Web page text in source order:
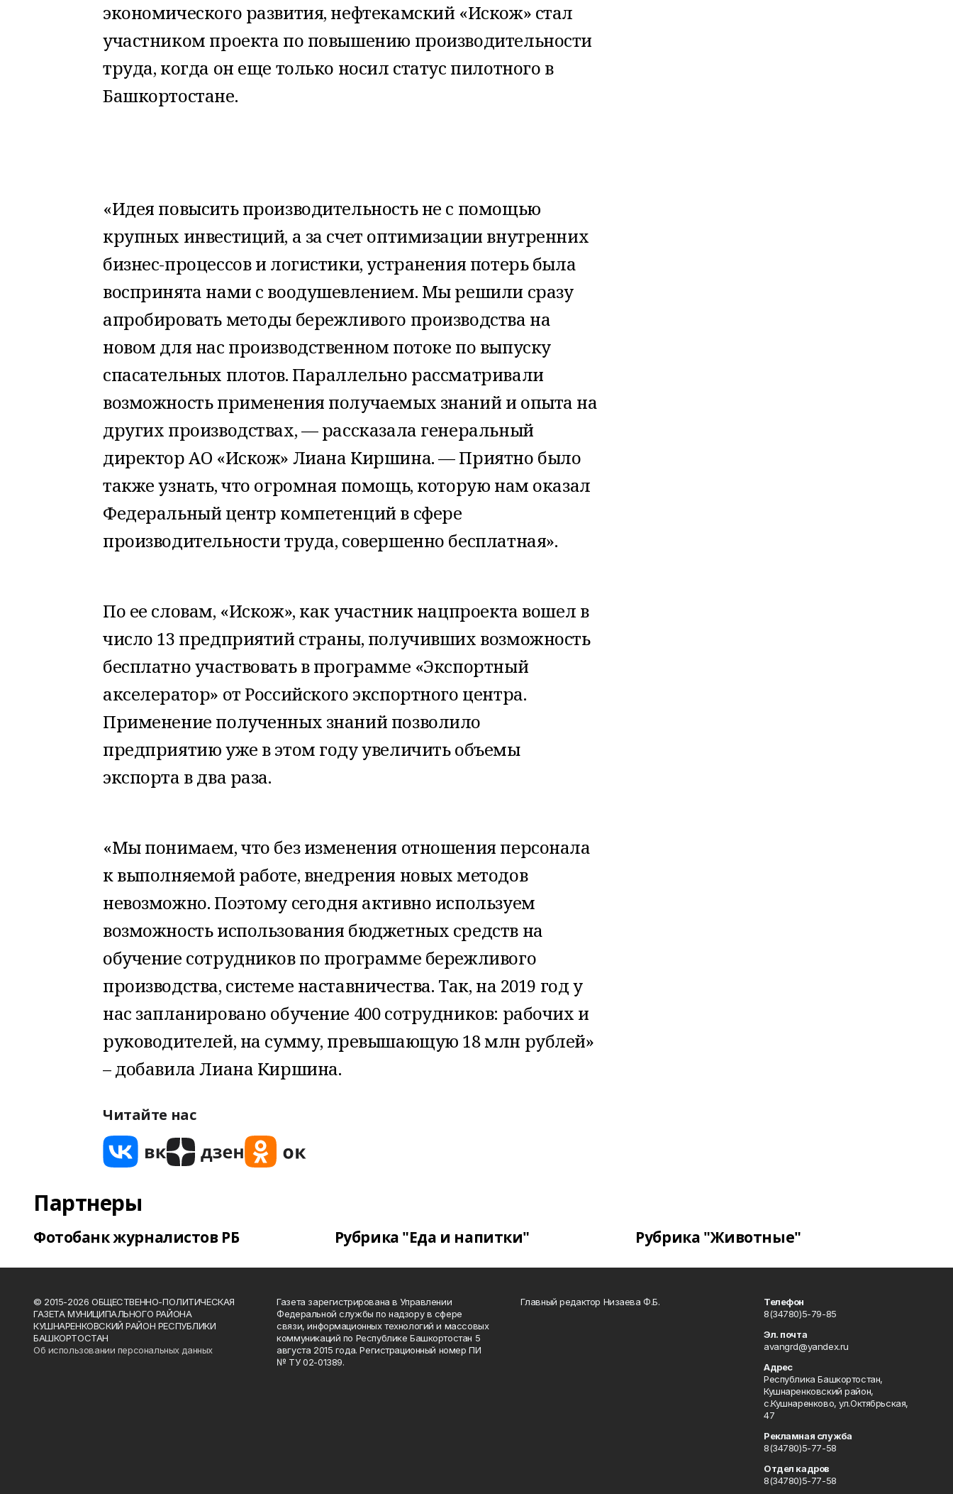
экономического развития, нефтекамский «Искож» стал
участником проекта по повышению производительности
труда, когда он еще только носил статус пилотного в
Башкортостане.
«Идея повысить производительность не с помощью
крупных инвестиций, а за счет оптимизации внутренних
бизнес-процессов и логистики, устранения потерь была
воспринята нами с воодушевлением. Мы решили сразу
апробировать методы бережливого производства на
новом для нас производственном потоке по выпуску
спасательных плотов. Параллельно рассматривали
возможность применения получаемых знаний и опыта на
других производствах, — рассказала генеральный
директор АО «Искож» Лиана Киршина. — Приятно было
также узнать, что огромная помощь, которую нам оказал
Федеральный центр компетенций в сфере
производительности труда, совершенно бесплатная».
По ее словам, «Искож», как участник нацпроекта вошел в
число 13 предприятий страны, получивших возможность
бесплатно участвовать в программе «Экспортный
акселератор» от Российского экспортного центра.
Применение полученных знаний позволило
предприятию уже в этом году увеличить объемы
экспорта в два раза.
«Мы понимаем, что без изменения отношения персонала
к выполняемой работе, внедрения новых методов
невозможно. Поэтому сегодня активно используем
возможность использования бюджетных средств на
обучение сотрудников по программе бережливого
производства, системе наставничества. Так, на 2019 год у
нас запланировано обучение 400 сотрудников: рабочих и
руководителей, на сумму, превышающую 18 млн рублей»
– добавила Лиана Киршина.
Читайте нас
Партнеры
Фотобанк журналистов РБ Рубрика "Еда и напитки" Рубрика "Животные"
© 2015-2026 ОБЩЕСТВЕННО-ПОЛИТИЧЕСКАЯ
ГАЗЕТА МУНИЦИПАЛЬНОГО РАЙОНА
КУШНАРЕНКОВСКИЙ РАЙОН РЕСПУБЛИКИ
БАШКОРТОСТАН
Об использовании персональных данных
Газета зарегистрирована в Управлении
Федеральной службы по надзору в сфере
связи, информационных технологий и массовых
коммуникаций по Республике Башкортостан 5
августа 2015 года. Регистрационный номер ПИ
№ ТУ 02-01389.
Главный редактор Низаева Ф.Б.
Телефон
8(34780)5-79-85
Эл. почта
avangrd@yandex.ru
Адрес
Республика Башкортостан,
Кушнаренковский район,
с.Кушнаренково, ул.Октябрьская,
47
Рекламная служба
8(34780)5-77-58
Отдел кадров
8(34780)5-77-58